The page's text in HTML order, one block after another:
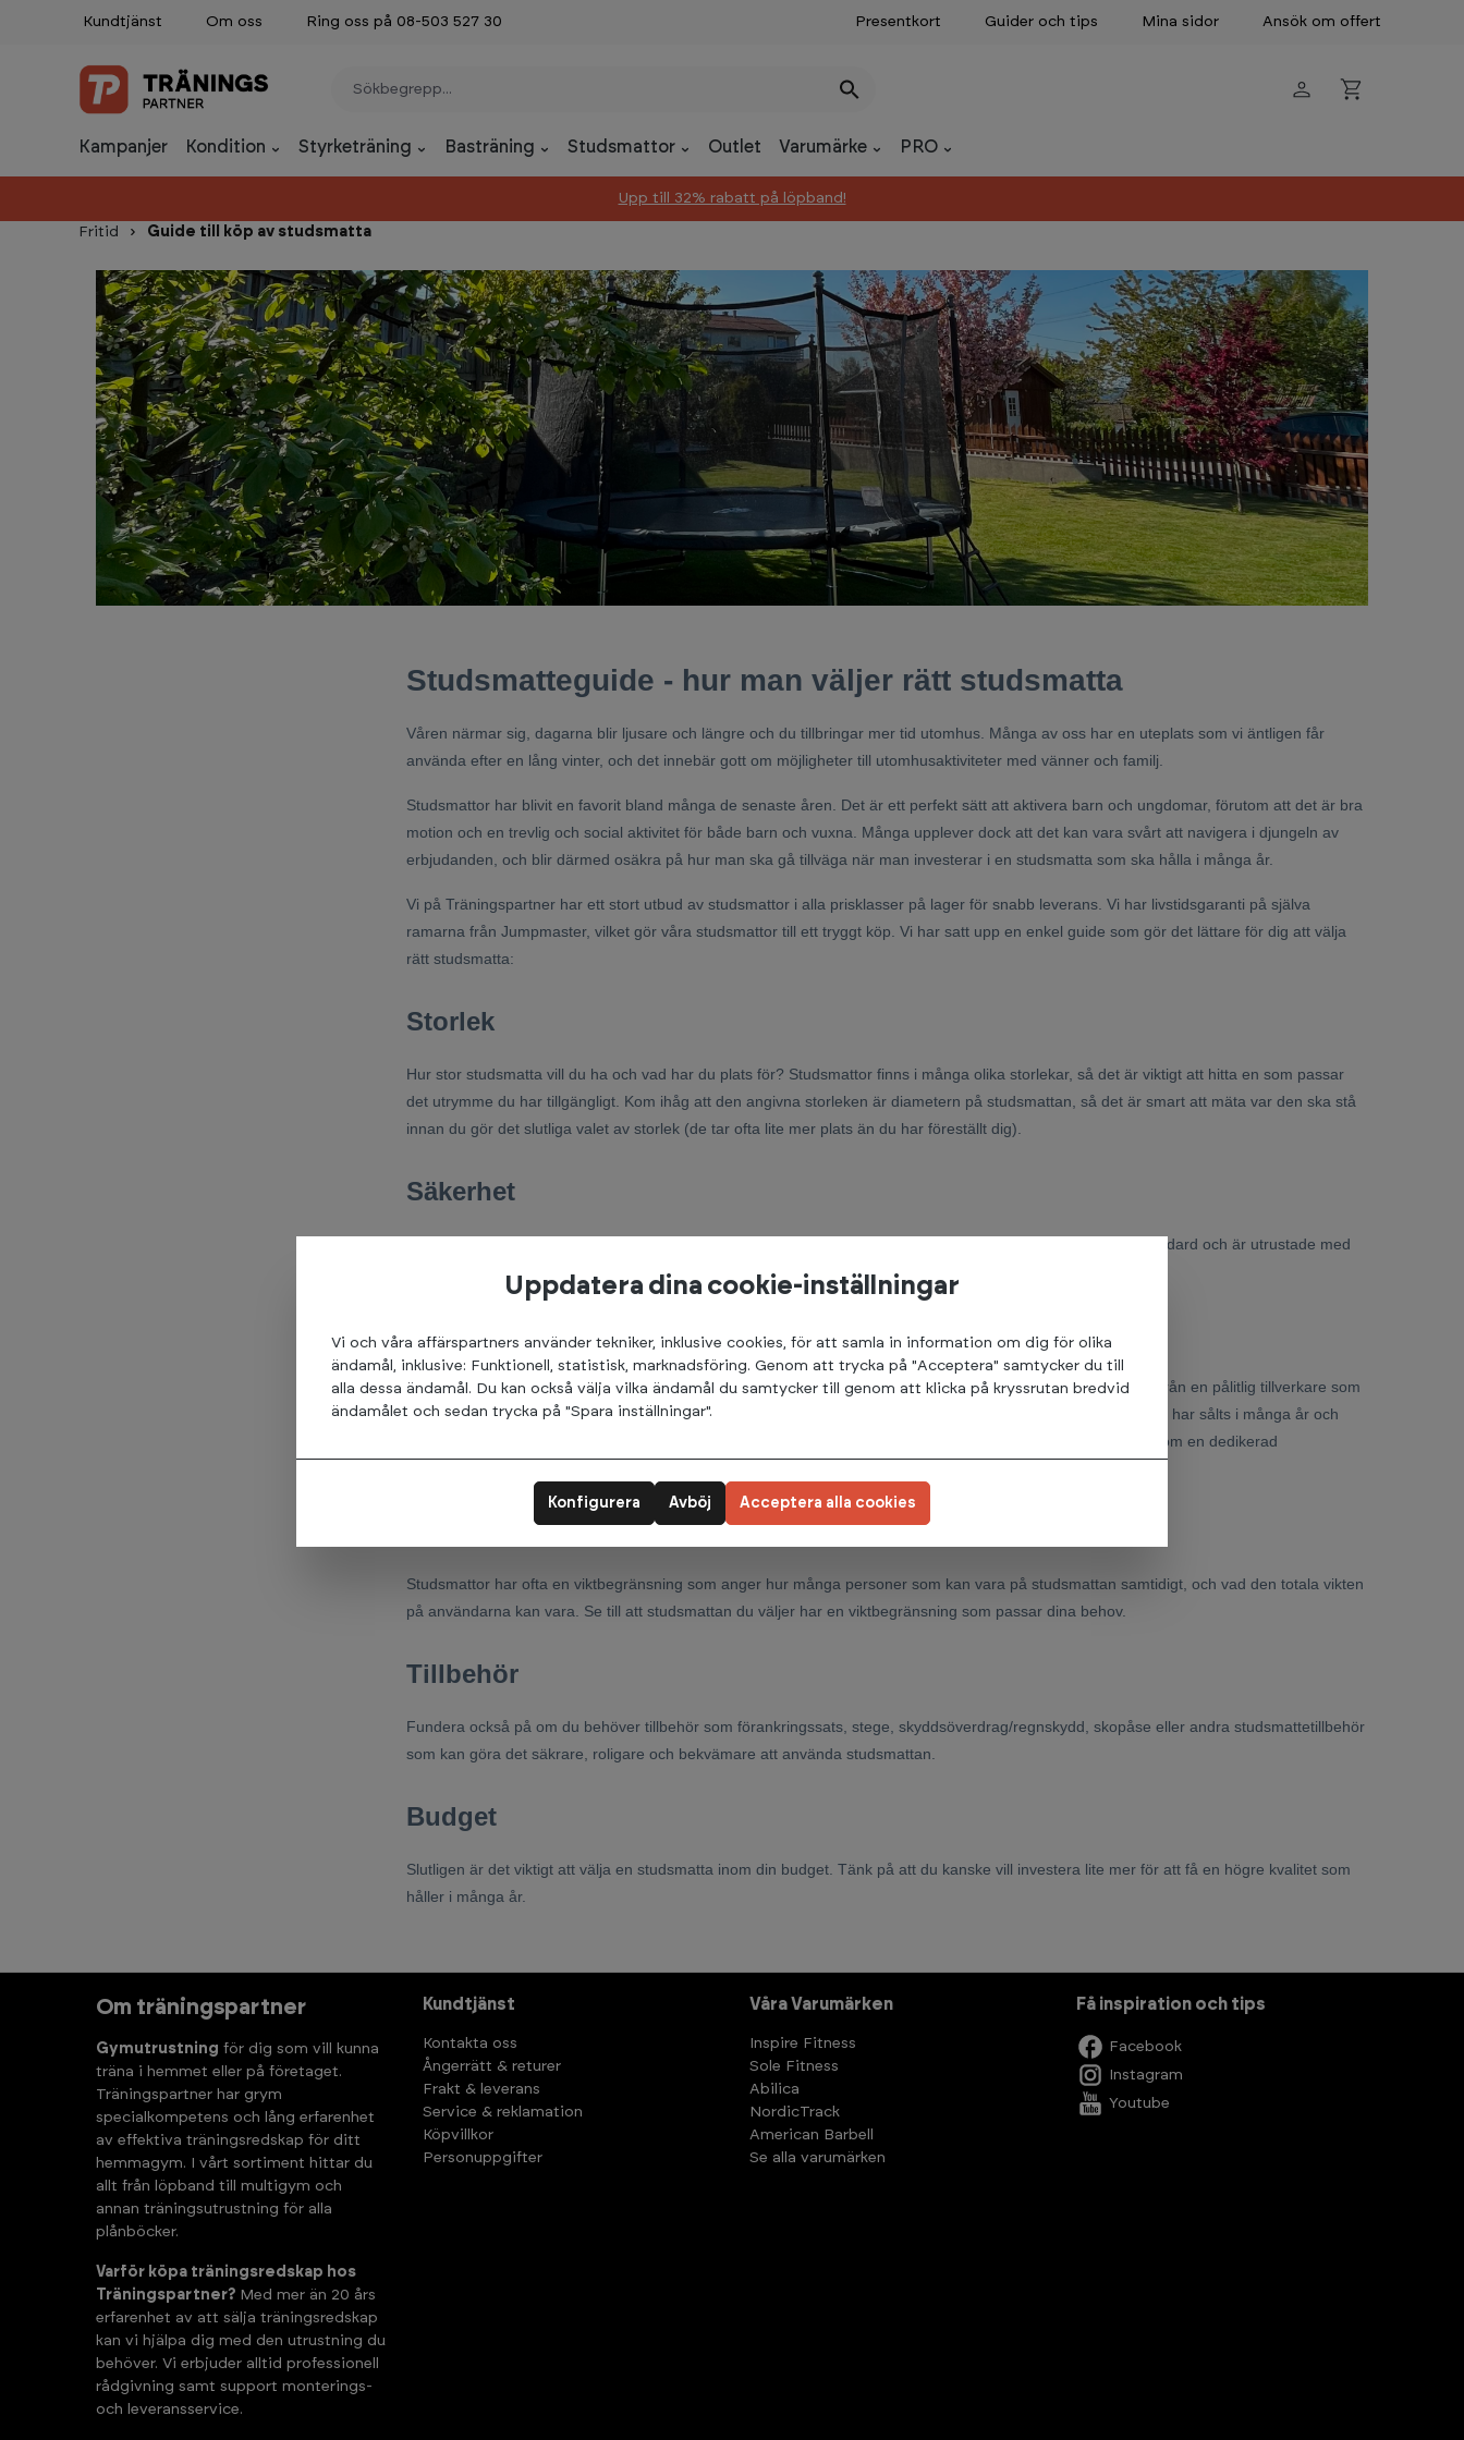
to main content
Skip to search
Skip to main navigation
Kundtjänst Om oss Ring oss på 08-503 527 30 Presentkort Guider och tips Mina sidor Ansök om offert
Kampanjer Kondition Styrketräning Basträning Studsmattor Outlet Varumärke PRO
Upp till 32% rabatt på löpband!
Fritid Guide till köp av studsmatta
Studsmatteguide - hur man väljer rätt studsmatta
Våren närmar sig, dagarna blir ljusare och längre och du tillbringar mer tid utomhus. Många av oss har en uteplats som vi äntligen får
använda efter en lång vinter, och det innebär gott om möjligheter till utomhusaktiviteter med vänner och familj.
Studsmattor har blivit en favorit bland många de senaste åren. Det är ett perfekt sätt att aktivera barn och ungdomar, förutom att det är bra
motion och en trevlig och social aktivitet för både barn och vuxna. Många upplever dock att det kan vara svårt att navigera i djungeln av
erbjudanden, och blir därmed osäkra på hur man ska gå tillväga när man investerar i en studsmatta som ska hålla i många år.
Vi på Träningspartner har ett stort utbud av studsmattor i alla prisklasser på lager för snabb leverans. Vi har livstidsgaranti på själva
ramarna från Jumpmaster, vilket gör våra studsmattor till ett tryggt köp. Vi har satt upp en enkel guide som gör det lättare för dig att välja
rätt studsmatta:
Storlek
Hur stor studsmatta vill du ha och vad har du plats för? Studsmattor finns i många olika storlekar, så det är viktigt att hitta en som passar
det utrymme du har tillgängligt. Kom ihåg att den angivna storleken är diametern på studsmattan, så det är smart att mäta var den ska stå
innan du gör det slutliga valet av storlek (de tar ofta lite mer plats än du har föreställt dig).
Säkerhet
Säkerheten bör alltid vara av största vikt när det gäller studsmattor. Alla våra studsmattor uppfyller svensk standard och är utrustade med
skyddsnät och tjocka vadderade kanter för att undvika skador.
Kvalitet
Det är viktigt att investera i en studsmatta av hög kvalitet som håller i många år. Se till att välja en studsmatta från en pålitlig tillverkare som
har bra recensioner från kunder. Alla studsmattor hos Träningspartner kommer från välkända varumärken som har sålts i många år och
genomgått strikt kvalitetskontroll för att säkerställa hög kvalitet. Vi har goda referenser från kunder och dessutom en dedikerad
Viktbegränsning
Studsmattor har ofta en viktbegränsning som anger hur många personer som kan vara på studsmattan samtidigt, och vad den totala vikten
på användarna kan vara. Se till att studsmattan du väljer har en viktbegränsning som passar dina behov.
Tillbehör
Fundera också på om du behöver tillbehör som förankringssats, stege, skyddsöverdrag/regnskydd, skopåse eller andra studsmattetillbehör
som kan göra det säkrare, roligare och bekvämare att använda studsmattan.
Budget
Slutligen är det viktigt att välja en studsmatta inom din budget. Tänk på att du kanske vill investera lite mer för att få en högre kvalitet som
håller i många år.
Om träningspartner
Gymutrustning för dig som vill kunna
träna i hemmet eller på företaget.
Träningspartner har grym
specialkompetens och lång erfarenhet
av effektiva träningsredskap för ditt
hemmagym. I vårt sortiment hittar du
allt från löpband till multigym och
annan träningsutrustning för alla
plånböcker.
Varför köpa träningsredskap hos
Träningspartner? Med mer än 20 års
erfarenhet av att sälja träningsredskap
kan vi hjälpa dig med den utrustning du
behöver. Vi erbjuder alltid professionell
rådgivning samt support monterings-
och leveransservice.
Kundtjänst
Kontakta oss
Ångerrätt & returer
Frakt & leverans
Service & reklamation
Köpvillkor
Personuppgifter
Våra Varumärken
Inspire Fitness
Sole Fitness
Abilica
NordicTrack
American Barbell
Se alla varumärken
Få inspiration och tips
Facebook
Instagram
Youtube
Uppdatera dina cookie-inställningar
Vi och våra affärspartners använder tekniker, inklusive cookies, för att samla in information om dig för olika
ändamål, inklusive: Funktionell, statistisk, marknadsföring. Genom att trycka på "Acceptera" samtycker du till
alla dessa ändamål. Du kan också välja vilka ändamål du samtycker till genom att klicka på kryssrutan bredvid
ändamålet och sedan trycka på "Spara inställningar".
Avböj
Konfigurera Acceptera alla cookies